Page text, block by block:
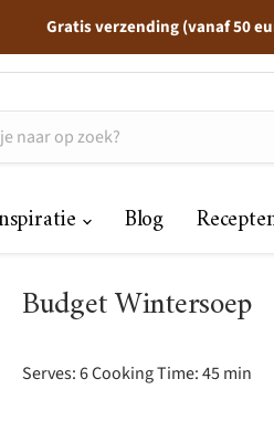
Gratis verzending (vanaf 50
Blog
Budget Wintersoep
Serves: 6 Cooking Time: 45 min